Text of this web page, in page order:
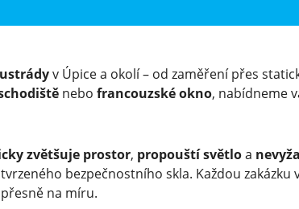
v Úpice a okolí – od zaměření přes
nebofrancouzské okno, nabídneme
zvětšuje prostor, propouští světloa
bezpečnostního skla. Každou zakázku
na míru.